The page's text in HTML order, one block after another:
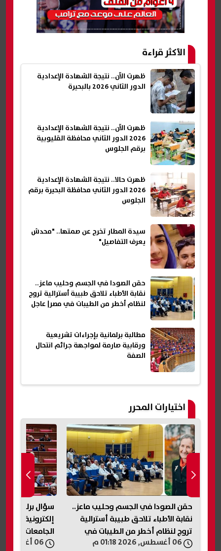
الأكثر قراءة
ظهرت الآن.. نتيجة الشهادة الإعدادية
الدور الثاني 2026 بالبحيرة
ظهرت الآن.. نتيجة الشهادة الإعدادية
2026 الدور الثاني محافظة القليوبية
برقم الجلوس
ظهرت حالا.. نتيجة الشهادة الإعدادية
2026 الدور الثاني محافظة البحيرة برقم
الجلوس
سيدة المطار تخرج عن صمتها.. "محدش
يعرف التفاصيل"
حقن الصودا في الجسم وحليب ماعز..
نقابة الأطباء تلاحق طبيبة أسترالية تروج
لنظام أخطر من الطيبات في مصر| عاجل
مطالبة برلمانية بإجراءات تشريعية
ورقابية صارمة لمواجهة جرائم انتحال
الصفة
اختيارات المحرر
حقن الصودا في الجسم وحليب ماعز..
نقابة الأطباء تلاحق طبيبة أسترالية
تروج لنظام أخطر من الطيبات في
مصر| عاجل
سؤال برلماني
إلكترونية
الجامعات